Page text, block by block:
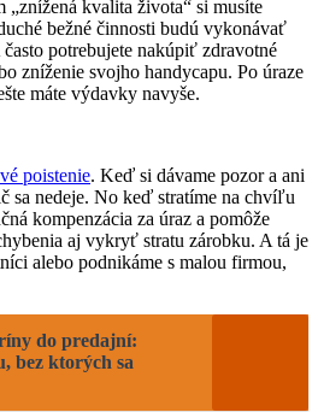
„znížená kvalita života“ si musíte
bežné činnosti budú vykonávať
potrebujete nakúpiť zdravotné
zníženie svojho handycapu. Po úraze
máte výdavky navyše.
poistenie. Keď si dávame pozor a ani
sa nedeje. No keď stratíme na chvíľu
kompenzácia za úraz a pomôže
aj vykryť stratu zárobku. A tá je
alebo podnikáme s malou firmou,
do predajní:
bez ktorých sa